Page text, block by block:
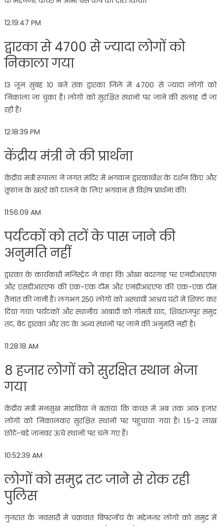
12:19:47 PM
द्वारका से 4700 से ज्यादा लोगों को
निकाला गया
13 जून सुबह 10 बजे तक द्वारका जिले में 4700 से ज्यादा लोगों को
निकाला जा चुका है। लोगों को सुरक्षित स्थानों पर जाने की सलाह दी जा
रही है।
12:18:39 PM
केंद्रीय मंत्री ने की प्रार्थना
केंद्रीय मंत्री रूपाला ने जगत मंदिर में भगवान द्वारकाधीश के दर्शन किए और
तूफान के खतरे को टालने के लिए भगवान से विशेष प्रार्थना की।
11:56:09 AM
पर्यटकों को तटों के पास जाने की
अनुमति नहीं
द्वारका के कार्यकारी मजिस्ट्रेट ने कहा कि ओखा बंदरगाह पर एनडीआरएफ
और एसडीआरएफ की एक-एक टीम और एनडीआरएफ की एक-एक टीम
तैनात की जानी है। लगभग 250 लोगों को अस्थायी आश्रय घरों में शिफ्ट कर
दिया गया। पर्यटकों और स्थानीय आबादी को गोमती घाट, शिवराजपुर समुद्र
तट, बेट द्वारका और तट के अन्य स्थानों पर जाने की अनुमति नहीं है।
11:28:18 AM
8 हजार लोगों को सुरक्षित स्थान भेजा
गया
केंद्रीय मंत्री मनसुख मांडविया ने बताया कि कच्छ में अब तक आठ हजार
लोगों को निकालकर सुरक्षित स्थानों पर पहुंचाया गया है। 1.5-2 लाख
छोटे-बड़े जानवर ऊंचे स्थानों पर चले गए हैं।
10:52:39 AM
लोगों को समुद्र तट जाने से रोक रही
पुलिस
गुजरात के नवसारी में चक्रवात बिपरजॉय के मद्देनजर लोगों को समुद्र में